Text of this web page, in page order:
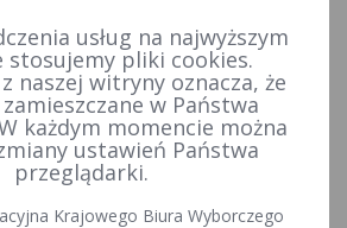
więcej
Sprawozdania finansowe Partie polityczne
Finansów z dnia 27 września 2023 r.
o źródłach pozyskania środków
usług na najwyższym
stosujemy pliki cookies.
naszej witryny oznacza, że
w Państwa
każdym momencie można
ustawień Państwa
przeglądarki.
Krajowego Biura Wyborczego